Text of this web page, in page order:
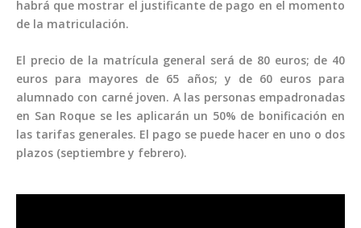
habrá que mostrar el justificante de pago en el momento
de la matriculación.
El precio de la matrícula general será de 80 euros; de 40
euros para mayores de 65 años; y de 60 euros para
alumnado con carné joven. A las personas empadronadas
en San Roque se les aplicarán un 50% de bonificación en
las tarifas generales. El pago se puede hacer en uno o dos
plazos (septiembre y febrero).